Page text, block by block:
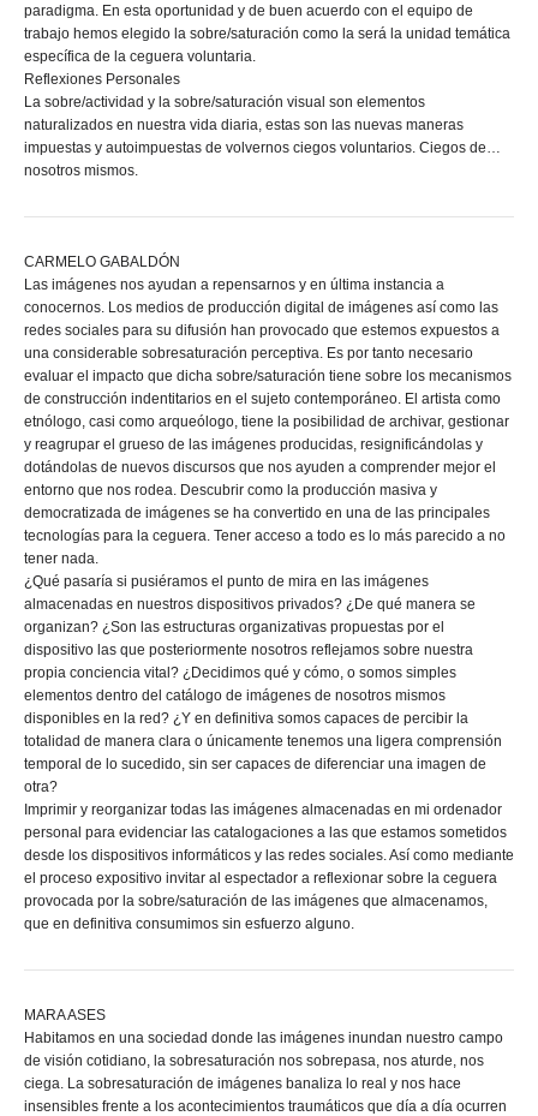
paradigma. En esta oportunidad y de buen acuerdo con el equipo de
trabajo hemos elegido la sobre/saturación como la será la unidad temática
específica de la ceguera voluntaria.
Reflexiones Personales
La sobre/actividad y la sobre/saturación visual son elementos
naturalizados en nuestra vida diaria, estas son las nuevas maneras
impuestas y autoimpuestas de volvernos ciegos voluntarios. Ciegos de…
nosotros mismos.
CARMELO GABALDÓN
Las imágenes nos ayudan a repensarnos y en última instancia a
conocernos. Los medios de producción digital de imágenes así como las
redes sociales para su difusión han provocado que estemos expuestos a
una considerable sobresaturación perceptiva. Es por tanto necesario
evaluar el impacto que dicha sobre/saturación tiene sobre los mecanismos
de construcción indentitarios en el sujeto contemporáneo. El artista como
etnólogo, casi como arqueólogo, tiene la posibilidad de archivar, gestionar
y reagrupar el grueso de las imágenes producidas, resignificándolas y
dotándolas de nuevos discursos que nos ayuden a comprender mejor el
entorno que nos rodea. Descubrir como la producción masiva y
democratizada de imágenes se ha convertido en una de las principales
tecnologías para la ceguera. Tener acceso a todo es lo más parecido a no
tener nada.
¿Qué pasaría si pusiéramos el punto de mira en las imágenes
almacenadas en nuestros dispositivos privados? ¿De qué manera se
organizan? ¿Son las estructuras organizativas propuestas por el
dispositivo las que posteriormente nosotros reflejamos sobre nuestra
propia conciencia vital? ¿Decidimos qué y cómo, o somos simples
elementos dentro del catálogo de imágenes de nosotros mismos
disponibles en la red? ¿Y en definitiva somos capaces de percibir la
totalidad de manera clara o únicamente tenemos una ligera comprensión
temporal de lo sucedido, sin ser capaces de diferenciar una imagen de
otra?
Imprimir y reorganizar todas las imágenes almacenadas en mi ordenador
personal para evidenciar las catalogaciones a las que estamos sometidos
desde los dispositivos informáticos y las redes sociales. Así como mediante
el proceso expositivo invitar al espectador a reflexionar sobre la ceguera
provocada por la sobre/saturación de las imágenes que almacenamos,
que en definitiva consumimos sin esfuerzo alguno.
MARA ASES
Habitamos en una sociedad donde las imágenes inundan nuestro campo
de visión cotidiano, la sobresaturación nos sobrepasa, nos aturde, nos
ciega. La sobresaturación de imágenes banaliza lo real y nos hace
insensibles frente a los acontecimientos traumáticos que día a día ocurren